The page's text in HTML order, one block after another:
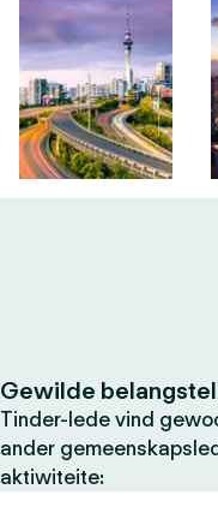
Gewilde
Tinder-lede vind
ander
aktiwiteite: